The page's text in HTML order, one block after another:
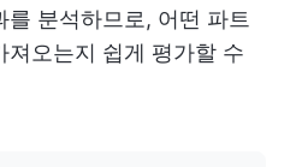
분석하므로, 어떤 파트
져오는지 쉽게 평가할 수